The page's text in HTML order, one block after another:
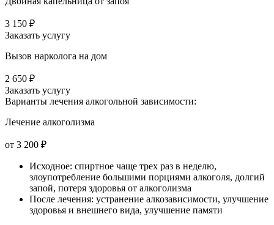
3 150 ₽
Заказать услугу
Вызов нарколога на дом
2 650 ₽
Заказать услугу
Варианты лечения алкогольной зависимости:
Лечение алкоголизма
от 3 200 ₽
Исходное: спиртное чаще трех раз в неделю,
злоупотребление большими порциями алкоголя, долгий
запой, потеря здоровья от алкоголизма
После лечения: устранение алкозависимости, улучшение
здоровья и внешнего вида, улучшение памяти